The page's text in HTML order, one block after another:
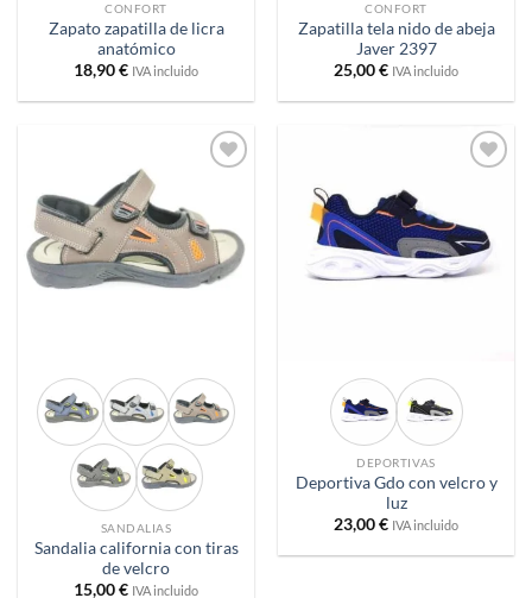
CONFORT
Zapato zapatilla de licra
anatómico
18,90€ IVA incluido
CONFORT
Zapatilla tela nido de abeja
Javer 2397
25,00€ IVA incluido
deseos
SANDALIAS
Sandalia california con tiras
de velcro
15,00€ IVA incluido
DEPORTIVAS
Deportiva Gdo con velcro y
luz
23,00€ IVA incluido